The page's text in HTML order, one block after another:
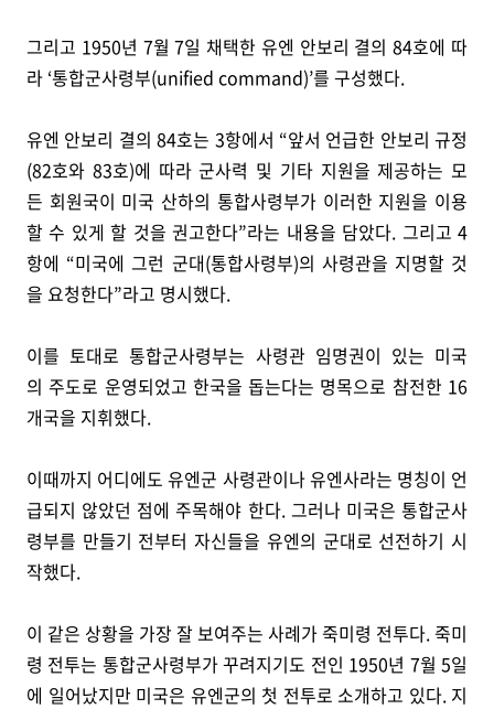
그리고 1950년 7월 7일 채택한 유엔 안보리 결의 84호에 따
라 ‘통합군사령부(unified command)’를 구성했다.
유엔 안보리 결의 84호는 3항에서 “앞서 언급한 안보리 규정
(82호와 83호)에 따라 군사력 및 기타 지원을 제공하는 모
든 회원국이 미국 산하의 통합사령부가 이러한 지원을 이용
할 수 있게 할 것을 권고한다”라는 내용을 담았다. 그리고 4
항에 “미국에 그런 군대(통합사령부)의 사령관을 지명할 것
을 요청한다”라고 명시했다.
이를 토대로 통합군사령부는 사령관 임명권이 있는 미국
의 주도로 운영되었고 한국을 돕는다는 명목으로 참전한 16
개국을 지휘했다.
이때까지 어디에도 유엔군 사령관이나 유엔사라는 명칭이 언
급되지 않았던 점에 주목해야 한다. 그러나 미국은 통합군사
령부를 만들기 전부터 자신들을 유엔의 군대로 선전하기 시
작했다.
이 같은 상황을 가장 잘 보여주는 사례가 죽미령 전투다. 죽미
령 전투는 통합군사령부가 꾸려지기도 전인 1950년 7월 5일
에 일어났지만 미국은 유엔군의 첫 전투로 소개하고 있다. 지